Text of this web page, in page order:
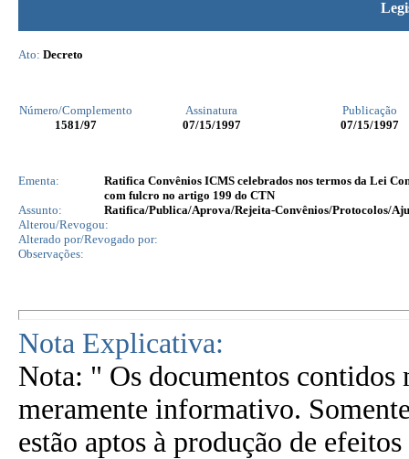
Ato: Decreto
Número/Complemento Assinatura
Publicação
1581/97 07/15/1997 07/15/1997
Ementa:
Ratifica Convênios ICMS celebrados nos termos da Lei
com fulcro no artigo 199 do CTN
Assunto:
Ratifica/Publica/Aprova/Rejeita-Convênios/Protocolos/
Alterou/Revogou:
Alterado por/Revogado por:
Observações:
Nota Explicativa:
Nota: " Os documentos contidos
meramente informativo.
estão aptos à produção de